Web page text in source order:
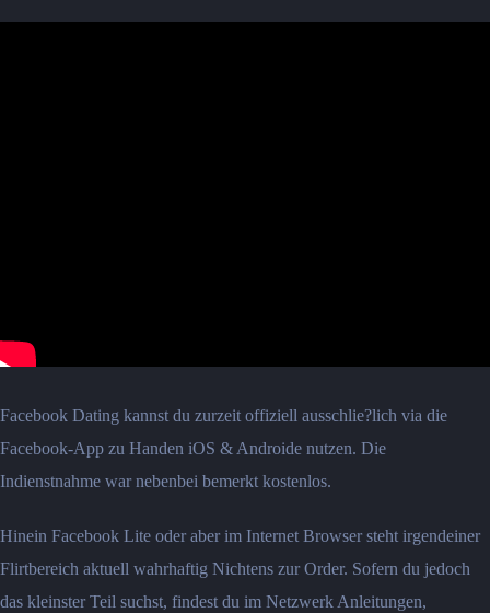
Facebook Dating kannst du zurzeit offiziell ausschlie?lich via die
Facebook-App zu Handen iOS & Androide nutzen. Die
Indienstnahme war nebenbei bemerkt kostenlos.
Hinein Facebook Lite oder aber im Internet Browser steht irgendeiner
Flirtbereich aktuell wahrhaftig Nichtens zur Order. Sofern du jedoch
das kleinster Teil suchst, findest du im Netzwerk Anleitungen,